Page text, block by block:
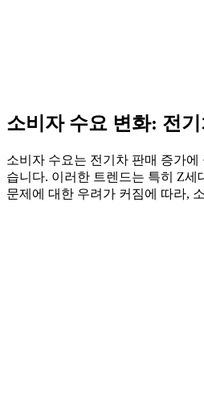
소비자 수요 변화: 전
소비자 수요는 전기차 판매 증가
습니다. 이러한 트렌드는 특히 Z
문제에 대한 우려가 커짐에 따라,